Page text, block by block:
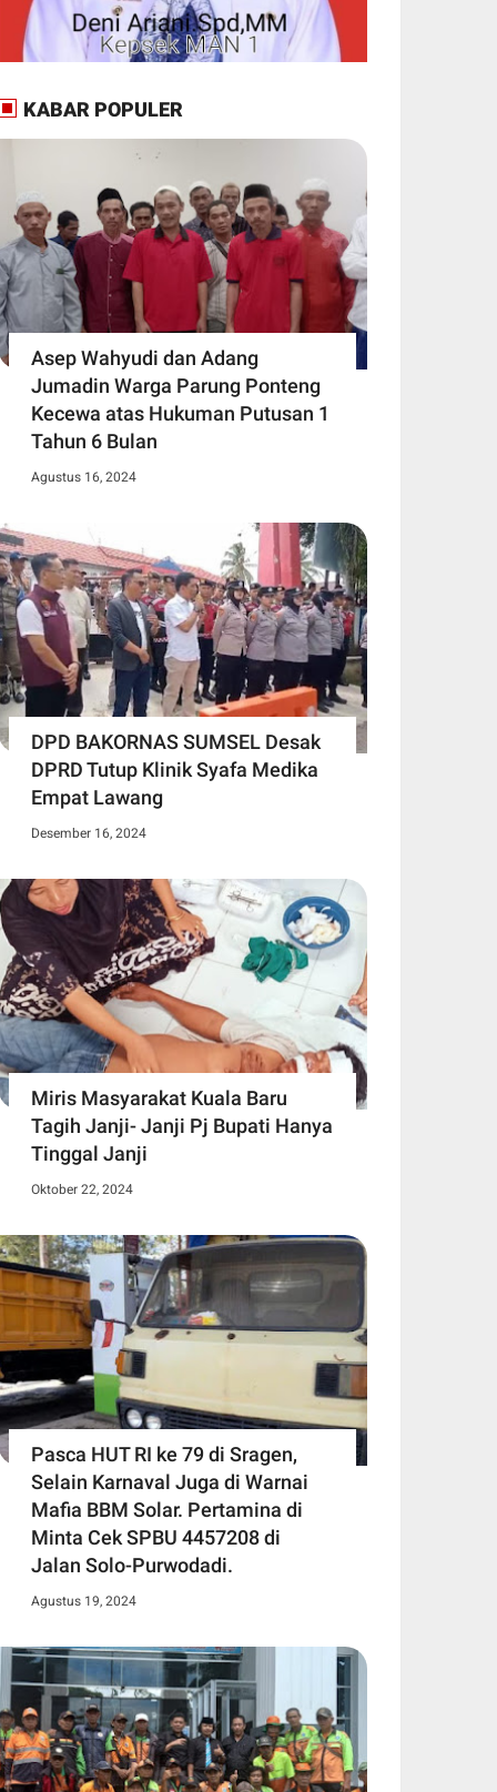
KABAR POPULER
Asep Wahyudi dan Adang
Jumadin Warga Parung Ponteng
Kecewa atas Hukuman Putusan 1
Tahun 6 Bulan
Agustus 16, 2024
DPD BAKORNAS SUMSEL Desak
DPRD Tutup Klinik Syafa Medika
Empat Lawang
Desember 16, 2024
Miris Masyarakat Kuala Baru
Tagih Janji- Janji Pj Bupati Hanya
Tinggal Janji
Oktober 22, 2024
Pasca HUT RI ke 79 di Sragen,
Selain Karnaval Juga di Warnai
Mafia BBM Solar. Pertamina di
Minta Cek SPBU 4457208 di
Jalan Solo-Purwodadi.
Agustus 19, 2024